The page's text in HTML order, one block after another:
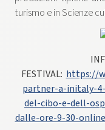
turismo e in Scienze
FESTIVAL: https://
partner-a-initaly-
del-cibo-e-dell-
dalle-ore-9-30-